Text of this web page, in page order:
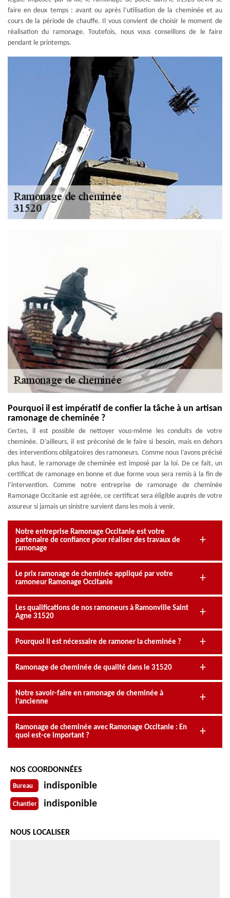
faire en deux temps : avant ou après l’utilisation de la cheminée et au
cours de la période de chauffe. Il vous convient de choisir le moment de
réalisation du ramonage. Toutefois, nous vous conseillons de le faire
pendant le printemps.
Pourquoi il est impératif de confier la tâche à un artisan
ramonage de cheminée ?
Certes, il est possible de nettoyer vous-même les conduits de votre
cheminée. D’ailleurs, il est préconisé de le faire si besoin, mais en dehors
des interventions obligatoires des ramoneurs. Comme nous l’avons précisé
plus haut, le ramonage de cheminée est imposé par la loi. De ce fait, un
certificat de ramonage en bonne et due forme vous sera remis à la fin de
l’intervention. Comme notre entreprise de ramonage de cheminée
Ramonage Occitanie est agréée, ce certificat sera éligible auprès de votre
assureur si jamais un sinistre survient dans les mois à venir.
Notre entreprise Ramonage Occitanie est votre
partenaire de confiance pour réaliser des travaux de
ramonage
Le prix ramonage de cheminée appliqué par votre
ramoneur Ramonage Occitanie
Les qualifications de nos ramoneurs à Ramonville Saint
Agne 31520
Pourquoi il est nécessaire de ramoner la cheminée ?
Ramonage de cheminée de qualité dans le 31520
Notre savoir-faire en ramonage de cheminée à
l’ancienne
Ramonage de cheminée avec Ramonage Occitanie : En
quoi est-ce important ?
NOS COORDONNÉES
Bureau indisponible
Chantier indisponible
NOUS LOCALISER